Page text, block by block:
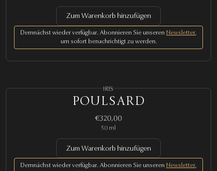
Zum Warenkorb hinzufügen
Demnächst wieder verfügbar. Abonnieren Sie unseren Newsletter,
um sofort benachrichtigt zu werden.
IRIS
POULSARD
€320,00
50 ml
Zum Warenkorb hinzufügen
Demnächst wieder verfügbar. Abonnieren Sie unseren Newsletter,